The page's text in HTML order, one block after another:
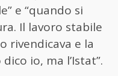
e “quando si
Il lavoro stabile
rivendicava e la
io, ma l’Istat”.